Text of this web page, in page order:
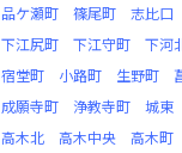
品ケ瀬町
篠尾町 志比口
下江尻町
下江守町 下河
宿堂町
小路町 生野町
成願寺町
浄教寺町 城東
高木北
高木中央 高木町